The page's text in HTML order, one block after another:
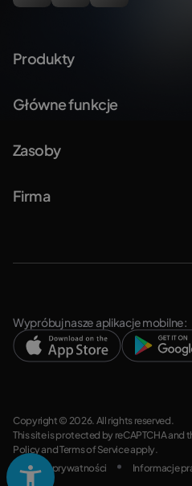
Produkty
Główne funkcje
Zasoby
Firma
Wypróbuj nasze aplikacje mobilne:
Copyright © 2026. All rights reserved.
This site is protected by reCAPTCHA and
PolicyandTerms of Serviceapply.
Polityka prywatności
Informacje